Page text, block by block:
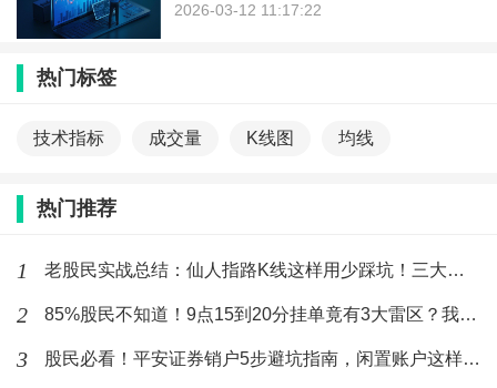
2026-03-12 11:17:22
热门标签
技术指标 成交量 K线图 均线
热门推荐
1 老股民实战总结：仙人指路K线这样用少踩坑！三大铁律辨真假
2 85%股民不知道！9点15到20分挂单竟有3大雷区？我用这个工具避坑年省万元
3 股民必看！平安证券销户5步避坑指南，闲置账户这样清理最省心